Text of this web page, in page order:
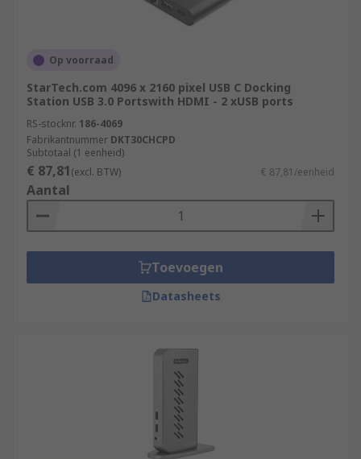
Op voorraad
StarTech.com 4096 x 2160 pixel USB C Docking
Station USB 3.0 Portswith HDMI - 2 xUSB ports
RS-stocknr. 186-4069
Fabrikantnummer DKT30CHCPD
Subtotaal (1 eenheid)
€ 87,81(excl. BTW) € 87,81/eenheid
Aantal
Toevoegen
Datasheets